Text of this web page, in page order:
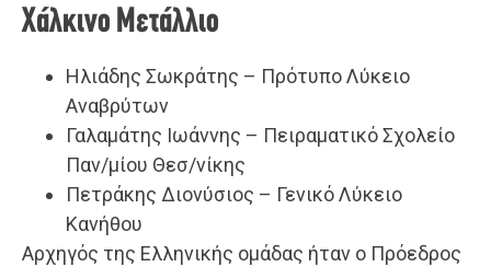
Χάλκινο Μετάλλιο
Ηλιάδης Σωκράτης – Πρότυπο Λύκειο
Αναβρύτων
Γαλαμάτης Ιωάννης – Πειραματικό Σχολείο
Παν/μίου Θεσ/νίκης
Πετράκης Διονύσιος – Γενικό Λύκειο
Κανήθου
Αρχηγός της Ελληνικής ομάδας ήταν ο Πρόεδρος